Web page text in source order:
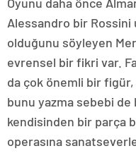
Alessandro bir Rossini
olduğunu söyleyen
evrensel bir fikri var.
da çok önemli bir figür,
bunu yazma sebebi
kendisinden bir parça
operasına